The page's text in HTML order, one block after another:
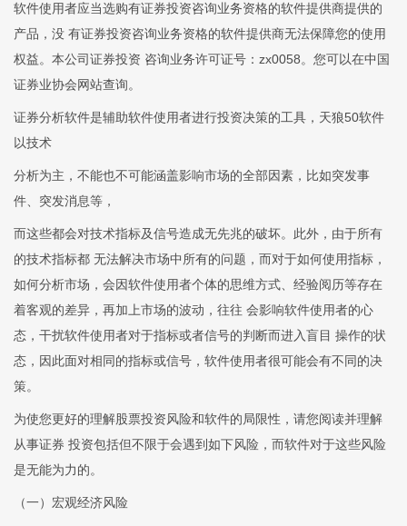
软件使用者应当选购有证券投资咨询业务资格的软件提供商提供的
产品，没 有证券投资咨询业务资格的软件提供商无法保障您的使用
权益。本公司证券投资 咨询业务许可证号：zx0058。您可以在中国
证券业协会网站查询。
证券分析软件是辅助软件使用者进行投资决策的工具，天狼50软件
以技术
分析为主，不能也不可能涵盖影响市场的全部因素，比如突发事
件、突发消息等，
而这些都会对技术指标及信号造成无先兆的破坏。此外，由于所有
的技术指标都 无法解决市场中所有的问题，而对于如何使用指标，
如何分析市场，会因软件使用者个体的思维方式、经验阅历等存在
着客观的差异，再加上市场的波动，往往 会影响软件使用者的心
态，干扰软件使用者对于指标或者信号的判断而进入盲目 操作的状
态，因此面对相同的指标或信号，软件使用者很可能会有不同的决
策。
为使您更好的理解股票投资风险和软件的局限性，请您阅读并理解
从事证券 投资包括但不限于会遇到如下风险，而软件对于这些风险
是无能为力的。
（一）宏观经济风险